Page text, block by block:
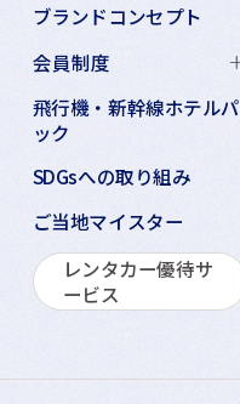
ブランドコンセプト
会員制度
飛行機・新幹線ホテルパ
ック
SDGsへの取り組み
ご当地マイスター
レンタカー優待サ
ービス